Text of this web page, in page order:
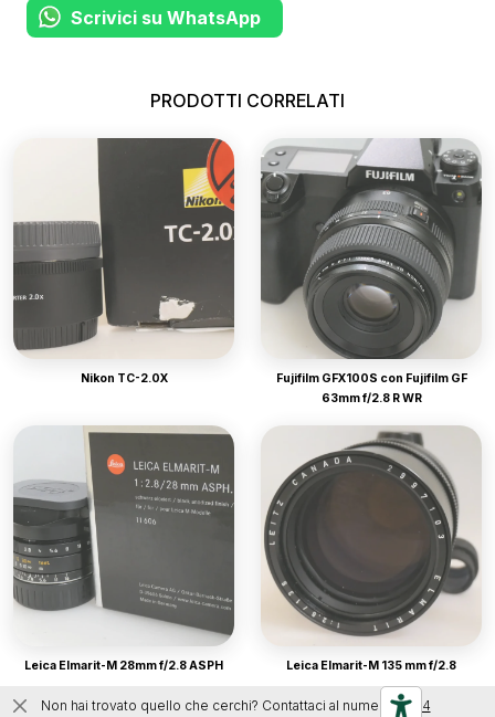
Scrivici su WhatsApp
PRODOTTI CORRELATI
Nikon TC-2.0X
Fujifilm GFX100S con Fujifilm GF
63mm f/2.8 R WR
Leica Elmarit-M 28mm f/2.8 ASPH Leica Elmarit-M 135 mm f/2.8
Non hai trovato quello che cerchi? Contattaci al numero0444